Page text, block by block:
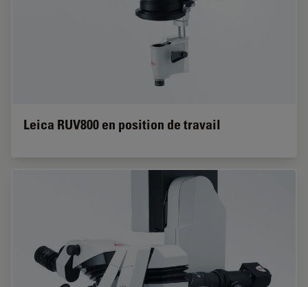
Leica RUV800 en position de travail